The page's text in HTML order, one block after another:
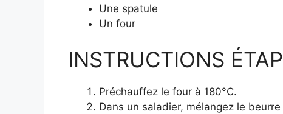
Une spatule
Un four
INSTRUCTIONS
Préchauffez le four à 180°C.
Dans un saladier, mélangez le